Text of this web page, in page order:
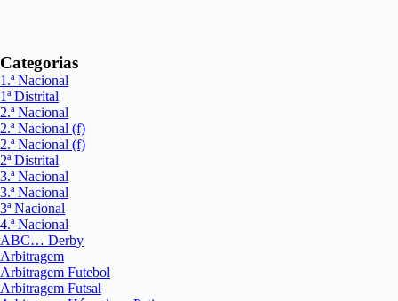
Categorias
1.ª Nacional
1ª Distrital
2.ª Nacional
2.ª Nacional (f)
2.ª Nacional (f)
2ª Distrital
3.ª Nacional
3.ª Nacional
3ª Nacional
4.ª Nacional
ABC… Derby
Arbitragem
Arbitragem Futebol
Arbitragem Futsal